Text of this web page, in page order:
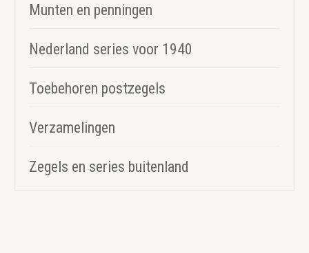
Munten en penningen
Nederland series voor 1940
Toebehoren postzegels
Verzamelingen
Zegels en series buitenland